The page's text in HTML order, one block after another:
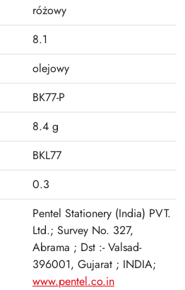
różowy
8.1
olejowy
BK77-P
8.4 g
BKL77
0.3
Pentel Stationery (India) PVT.
Ltd.; Survey No. 327,
Abrama ; Dst :- Valsad-
396001, Gujarat ; INDIA;
www.pentel.co.in